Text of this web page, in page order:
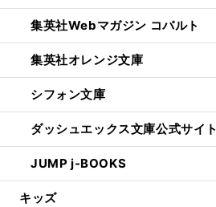
集英社Webマガジン コバルト
集英社オレンジ文庫
シフォン文庫
ダッシュエックス文庫公式サイト
JUMP j-BOOKS
キッズ